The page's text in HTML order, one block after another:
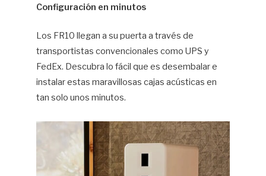
Configuración en minutos
Los FR10 llegan a su puerta a través de
transportistas convencionales como UPS y
FedEx. Descubra lo fácil que es desembalar e
instalar estas maravillosas cajas acústicas en
tan solo unos minutos.